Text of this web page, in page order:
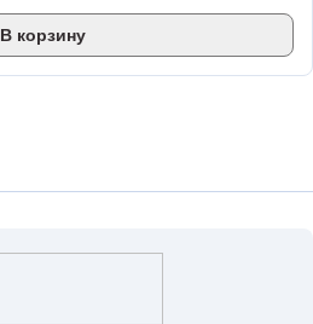
В корзину